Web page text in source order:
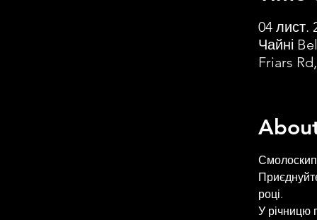
04 лист.
Чайні
Friars
році.
У річницю